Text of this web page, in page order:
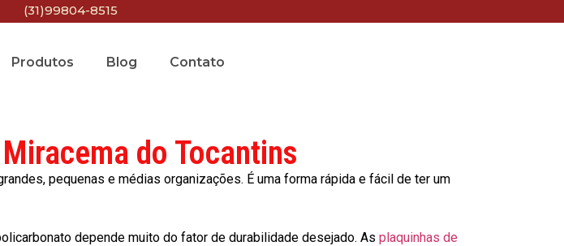
(31)99804-8515
Produtos Blog Contato
do Tocantins
pequenas e médias organizações. É uma forma rápida e fácil de ter um
depende muito do fator de durabilidade desejado. As plaquinhas de